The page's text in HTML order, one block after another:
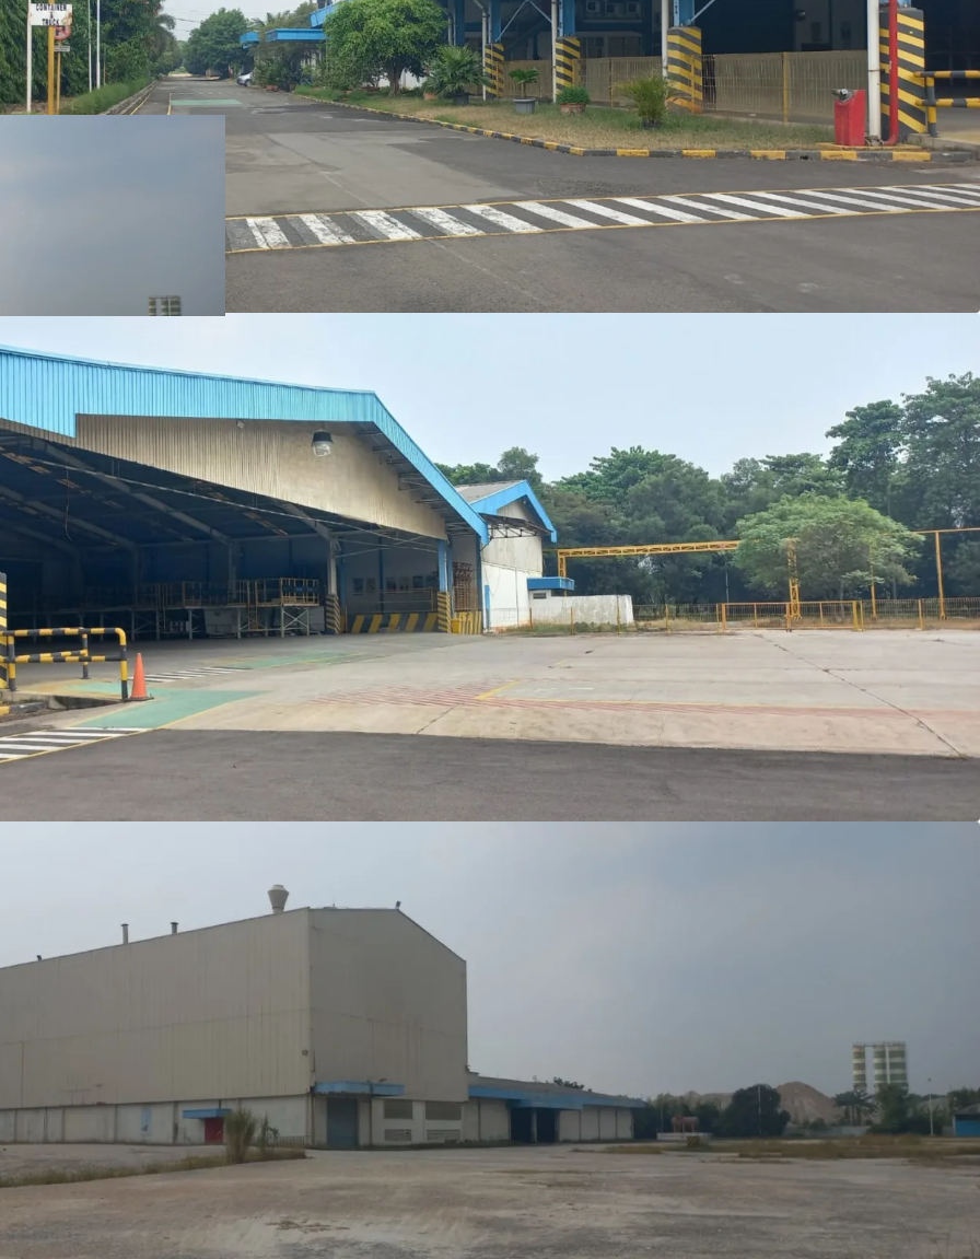
Sizeable ex manufacturing facility with well-maintained building for
production area, warehouse and office space.
Situated in Cikampek, 5 km from Kalihurip Toll Gate, the site is
accessible by a 40 feet container trucks.
Suitable to develop a site as a warehousing complex to capture
demand from the surrounding industrial estates, e.g. Kota Bukit Indah
and Indotaisei Industrial Estate.
With the surrounding area developed as a residential and commercial
area, The property is also suitable to develop as a commercial area in
Owned by notable manufacturer from Germany.
Fasilitas bekas pabrik yang cukup besar dengan bangunan yang
terawat baik untuk area produksi, gudang, dan ruang kantor.
Terletak di Cikampek, 5 km dari Gerbang Tol Kalihurip, lokasi ini dapat
diakses dengan truk kontainer 40 feet.
Cocok untuk mengembangkan lokasi sebagai kompleks pergudangan
untuk memenuhi permintaan dari kawasan industri di sekitarnya,
misalnya Kota Bukit Indah dan Kawasan Industri Indotaisei.
Dengan area di sekitarnya yang dikembangkan sebagai area
perumahan dan komersial, properti ini juga cocok untuk
dikembangkan sebagai area komersial di masa mendatang.